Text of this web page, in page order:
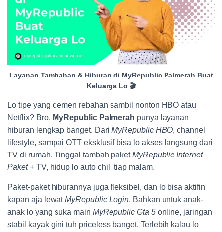
Layanan Tambahan & Hiburan di MyRepublic Palmerah Buat
Keluarga Lo 🎬
Lo tipe yang demen rebahan sambil nonton HBO atau
Netflix? Bro, MyRepublic Palmerah punya layanan
hiburan lengkap banget. Dari MyRepublic HBO, channel
lifestyle, sampai OTT eksklusif bisa lo akses langsung dari
TV di rumah. Tinggal tambah paketMyRepublic Internet
Paket+ TV, hidup lo auto chill tiap malam.
Paket-paket hiburannya juga fleksibel, dan lo bisa aktifin
kapan aja lewatMyRepublic Login. Bahkan untuk anak-
anak lo yang suka main MyRepublic Gta 5 online, jaringan
stabil kayak gini tuh priceless banget. Terlebih kalau lo